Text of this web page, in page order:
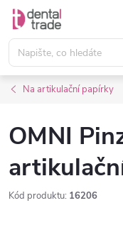
Přejít
obsah
Na artikulační papírky
OMNI
Kód produktu: 16206